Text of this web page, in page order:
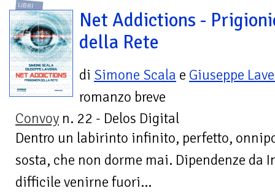
LIBRI
Net Addictions -
della Rete
di Simone Scala e Giuseppe
romanzo breve
Convoy n. 22 - Delos Digital
Dentro un labirinto infinito, perfetto,
sosta, che non dorme mai. Dipendenze da
difficile venirne fuori…